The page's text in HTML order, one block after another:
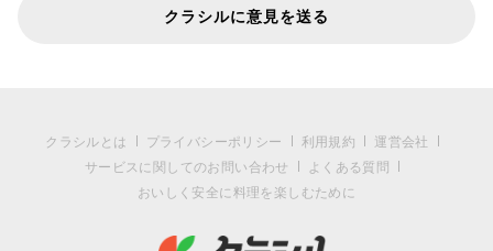
クラシルに意見を送る
クラシルとは プライバシーポリシー 利用規約
運営会社
サービスに関してのお問い合わせ
よくある質問
おいしく安全に料理を楽しむために